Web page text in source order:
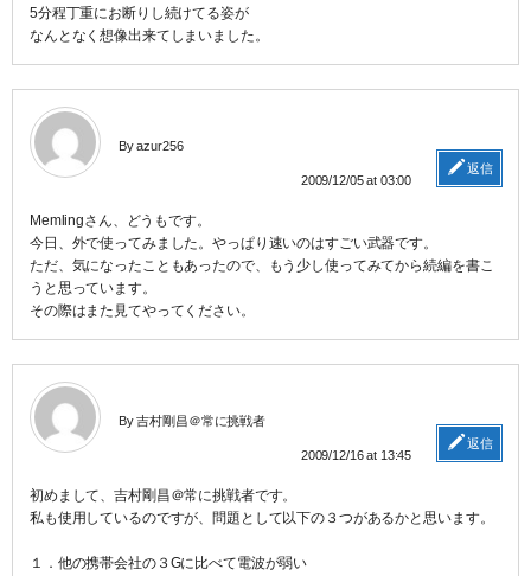
5分程丁重にお断りし続けてる姿が
なんとなく想像出来てしまいました。
By azur256
2009/12/05 at 03:00
返信
Memlingさん、どうもです。
今日、外で使ってみました。やっぱり速いのはすごい武器です。
ただ、気になったこともあったので、もう少し使ってみてから続編を書こ
うと思っています。
その際はまた見てやってください。
By 吉村剛昌＠常に挑戦者
2009/12/16 at 13:45
返信
初めまして、吉村剛昌＠常に挑戦者です。
私も使用しているのですが、問題として以下の３つがあるかと思います。
１．他の携帯会社の３Gに比べて電波が弱い